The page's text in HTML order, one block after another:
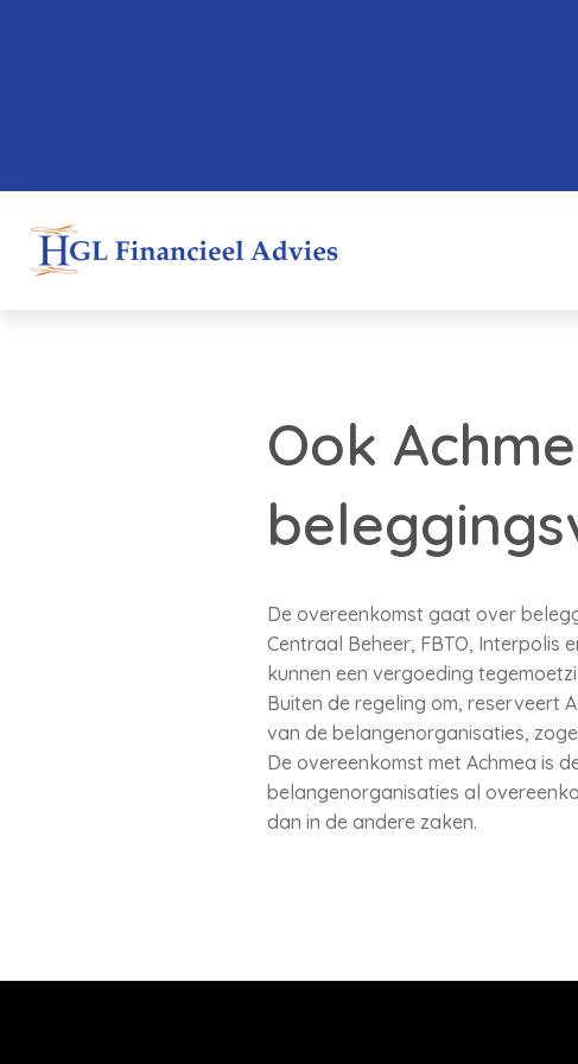
Ook
De overeenkomst gaat over
Centraal Beheer, FBTO, Interpolis
kunnen een vergoeding
Buiten de regeling om, reserveert
van de belangenorganisaties,
De overeenkomst met Achmea is
belangenorganisaties al
dan in de andere zaken.